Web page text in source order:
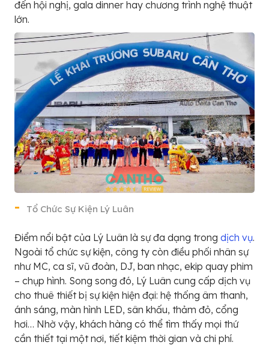
đến hội nghị, gala dinner hay chương trình nghệ thuật
lớn.
Tổ Chức Sự Kiện Lý Luân
Điểm nổi bật của Lý Luân là sự đa dạng trong dịch vụ.
Ngoài tổ chức sự kiện, công ty còn điều phối nhân sự
như MC, ca sĩ, vũ đoàn, DJ, ban nhạc, ekip quay phim
– chụp hình. Song song đó, Lý Luân cung cấp dịch vụ
cho thuê thiết bị sự kiện hiện đại: hệ thống âm thanh,
ánh sáng, màn hình LED, sân khấu, thảm đỏ, cổng
hơi… Nhờ vậy, khách hàng có thể tìm thấy mọi thứ
cần thiết tại một nơi, tiết kiệm thời gian và chi phí.